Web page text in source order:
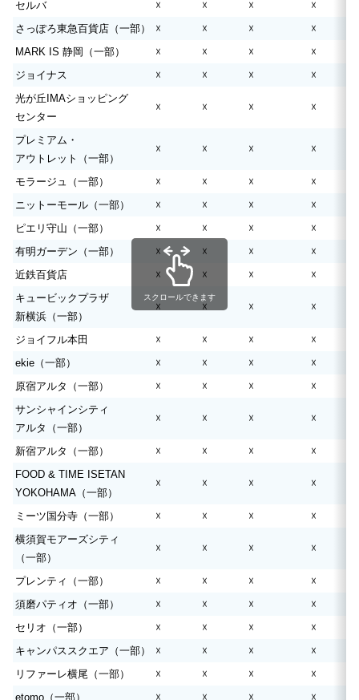
セルバ
☓ ☓ ☓
☓
さっぽろ東急百貨店（一部）
☓ ☓ ☓
☓
MARK IS 静岡（一部）
☓ ☓ ☓
☓
ジョイナス
☓ ☓ ☓
☓
光が丘IMAショッピング
センター
☓ ☓ ☓ ☓
プレミアム・
アウトレット（一部）
☓ ☓ ☓ ☓
モラージュ（一部） ☓ ☓ ☓
☓
ニットーモール（一部）
☓ ☓ ☓
☓
ピエリ守山（一部）
☓ ☓ ☓
☓
有明ガーデン（一部）
☓ ☓ ☓
☓
近鉄百貨店
☓ ☓ ☓
☓
キュービックプラザ
新横浜（一部）
☓ ☓ ☓ ☓
ジョイフル本田 ☓ ☓ ☓
☓
ekie（一部）
☓ ☓ ☓
☓
原宿アルタ（一部）
☓ ☓ ☓
☓
サンシャインシティ
アルタ（一部）
☓ ☓ ☓ ☓
新宿アルタ（一部） ☓ ☓ ☓
☓
FOOD & TIME ISETAN
YOKOHAMA（一部）
☓ ☓ ☓ ☓
ミーツ国分寺（一部） ☓ ☓ ☓
☓
横須賀モアーズシティ
（一部）
☓ ☓ ☓ ☓
プレンティ（一部） ☓ ☓ ☓
☓
須磨パティオ（一部）
☓ ☓ ☓
☓
セリオ（一部）
☓ ☓ ☓
☓
キャンパススクエア（一部）
☓ ☓ ☓
☓
リファーレ横尾（一部）
☓ ☓ ☓
☓
etomo（一部）
☓ ☓ ☓
☓
スクロールできます